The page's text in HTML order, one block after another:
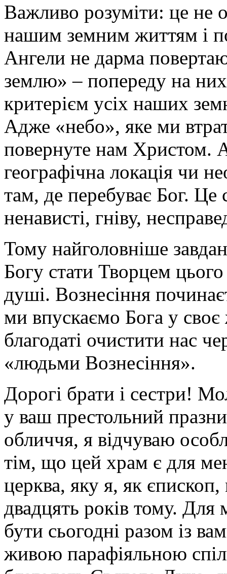
Важливо розуміти: це не
нашим земним життям і
Ангели не дарма
землю» – попереду на
критерієм усіх наших
Адже «небо», яке ми
повернуте нам Христом.
географічна локація чи
там, де перебуває Бог. Це
ненависті, гніву,
Тому найголовніше
Богу стати Творцем
душі. Вознесіння
ми впускаємо Бога у
благодаті очистити нас
«людьми Вознесіння».
Дорогі брати і сестри!
у ваш престольний
обличчя, я відчуваю
тім, що цей храм є для
церква, яку я, як
двадцять років тому.
бути сьогодні разом із
живою парафіяльною